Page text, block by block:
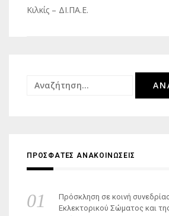
Κιλκίς – ΔΙ.ΠΑ.Ε.
Αναζήτηση
ΠΡΟΣΦΑΤΕΣ ΑΝΑΚΟΙΝΩΣΕΙΣ
Πρόσκληση σε κοινή
Εκλεκτορικού Σώματος και